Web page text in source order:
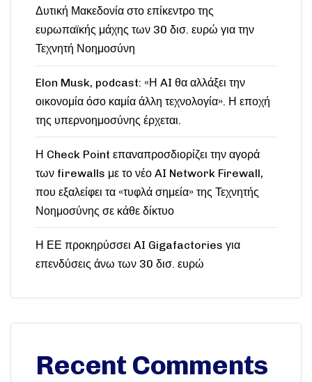
Δυτική Μακεδονία στο επίκεντρο της
ευρωπαϊκής μάχης των 30 δισ. ευρώ για την
Τεχνητή Νοημοσύνη
Elon Musk, podcast: «Η AI θα αλλάξει την
οικονομία όσο καμία άλλη τεχνολογία». Η εποχή
της υπερνοημοσύνης έρχεται.
Η Check Point επαναπροσδιορίζει την αγορά
των firewalls με το νέο AI Network Firewall,
που εξαλείφει τα «τυφλά σημεία» της Τεχνητής
Νοημοσύνης σε κάθε δίκτυο
Η ΕΕ προκηρύσσει AI Gigafactories για
επενδύσεις άνω των 30 δισ. ευρώ
Recent Comments